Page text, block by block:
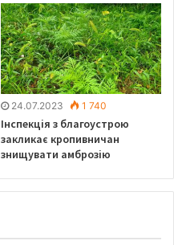
24.07.2023 1 740
Інспекція з благоустрою
закликає кропивничан
знищувати амброзію